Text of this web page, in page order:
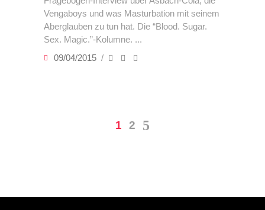
Vengaboys und was Masturbation mit seinem
Aberglauben zu tun hat. Die “Blood. Sugar.
Sex. Magic.”-Kolumne.
09/04/2015
1 2